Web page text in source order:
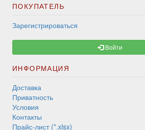
ПОКУПАТЕЛЬ
Зарегистрироваться
Войти
ИНФОРМАЦИЯ
Доставка
Приватность
Условия
Контакты
Прайс-лист (*.xlsx)